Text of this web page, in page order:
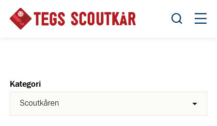
Öppna
Kategori